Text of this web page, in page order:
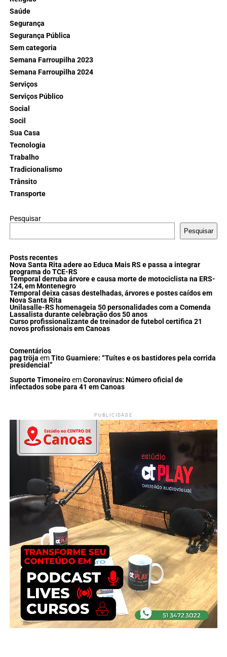
Saúde
Segurança
Segurança Pública
Sem categoria
Semana Farroupilha 2023
Semana Farroupilha 2024
Serviços
Serviços Público
Social
Socil
Sua Casa
Tecnologia
Trabalho
Tradicionalismo
Trânsito
Transporte
Pesquisar
Pesquisar
Posts recentes
Nova Santa Rita adere ao Educa Mais RS e passa a integrar
programa do TCE-RS
Temporal derruba árvore e causa morte de motociclista na ERS-
124, em Montenegro
Temporal deixa casas destelhadas, árvores e postes caídos em
Nova Santa Rita
Unilasalle-RS homenageia 50 personalidades com a Comenda
Lassalista durante celebração dos 50 anos
Curso profissionalizante de treinador de futebol certifica 21
novos profissionais em Canoas
Comentários
pag tröja emTito Guarniere: “Tuítes e os bastidores pela corrida
presidencial”
Suporte TimoneiroemCoronavírus: Número oficial de
infectados sobe para 41 em Canoas
PUBLICIDADE